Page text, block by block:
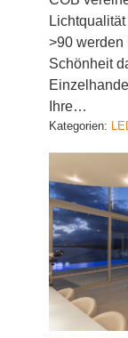
>90 werden
Schönheit
Ihre…
Kategorien: